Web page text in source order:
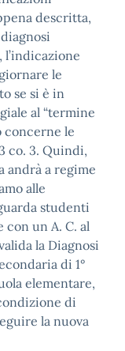
descritta,
le
se si è in
al “termine
concerne le
co. 3. Quindi,
andrà a regime
alle
studenti
un A. C. al
la Diagnosi
di 1°
elementare,
di
la nuova